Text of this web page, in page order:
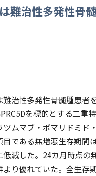
難治性多発性骨
治性多発性骨髄腫患者
を標的とする二
ムマブ・ポマリドミド
である無増悪生存期間
低減した。24カ月時点
より優れていた。全生存